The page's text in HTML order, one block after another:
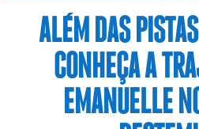
ALÉM DAS
CONHEÇA A
EMANUELLE